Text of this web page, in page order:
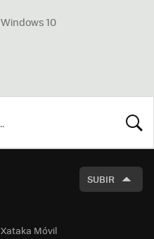
Windows 10
SUBIR
Xataka Móvil